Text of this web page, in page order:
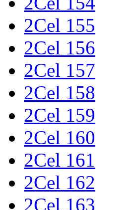
2Cel 155
2Cel 156
2Cel 157
2Cel 158
2Cel 159
2Cel 160
2Cel 161
2Cel 162
2Cel 163